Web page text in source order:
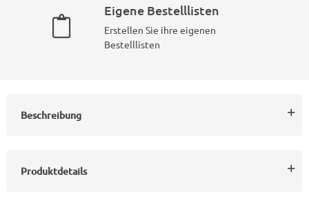
Eigene Bestelllisten
Erstellen Sie ihre eigenen
Bestelllisten
Beschreibung
Produktdetails